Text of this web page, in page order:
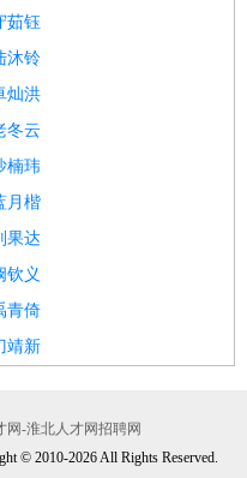
茹钰
沐铃
灿洪
冬云
楠玮
月楷
果达
钦义
青倚
靖新
网-淮北人才网招聘网
© 2010-2026 All Rights Reserved.